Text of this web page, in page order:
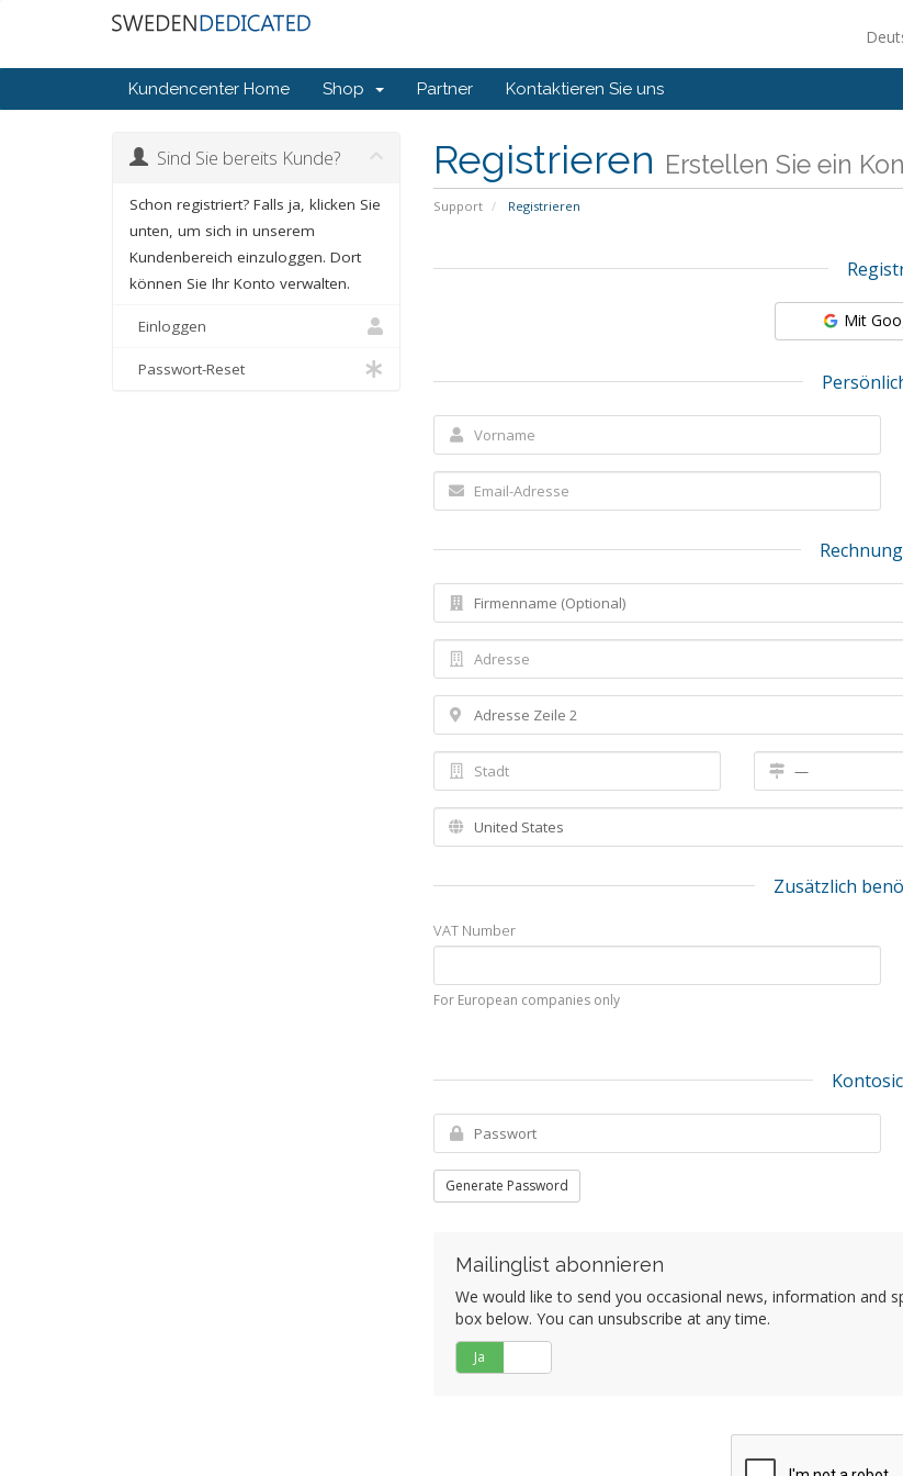
Kundencenter Home Shop Partner Kontaktieren Sie uns
Registrieren Erstellen Sie ein
Support Registrieren
Sind Sie bereits Kunde?
Schon registriert? Falls ja, klicken Sie
unten, um sich in unserem
Kundenbereich einzuloggen. Dort
können Sie Ihr Konto verwalten.
Einloggen
Passwort-Reset
Mit
Zusätzlich
VAT Number
For European companies only
Generate Password
Mailinglist abonnieren
We would like to send you occasional news, information and
box below. You can unsubscribe at any time.
Ja